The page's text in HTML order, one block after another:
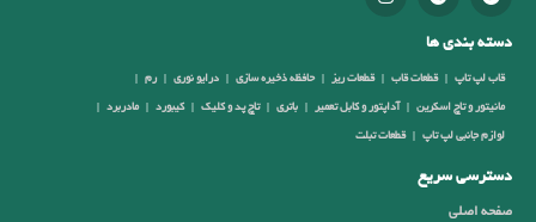
دسته بندی ها
قاب لپ تاپ قطعات قاب قطعات ریز حافظه ذخیره سازی درایو نوری رم
مانیتور و تاچ اسکرین آداپتور و کابل تعمیر باتری تاچ پد و کلیک کیبورد مادربرد
لوازم جانبی لپ تاپ قطعات تبلت
دسترسی سریع
صفحه اصلی